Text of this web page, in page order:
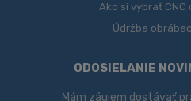
Ako si vybrať
Údržba
ODOSIELANIE
Mám záujem dostávať